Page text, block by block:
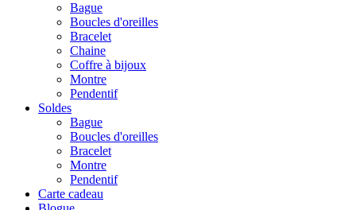
Bague
Boucles d'oreilles
Bracelet
Chaine
Coffre à bijoux
Montre
Pendentif
Soldes
Bague
Boucles d'oreilles
Bracelet
Montre
Pendentif
Carte cadeau